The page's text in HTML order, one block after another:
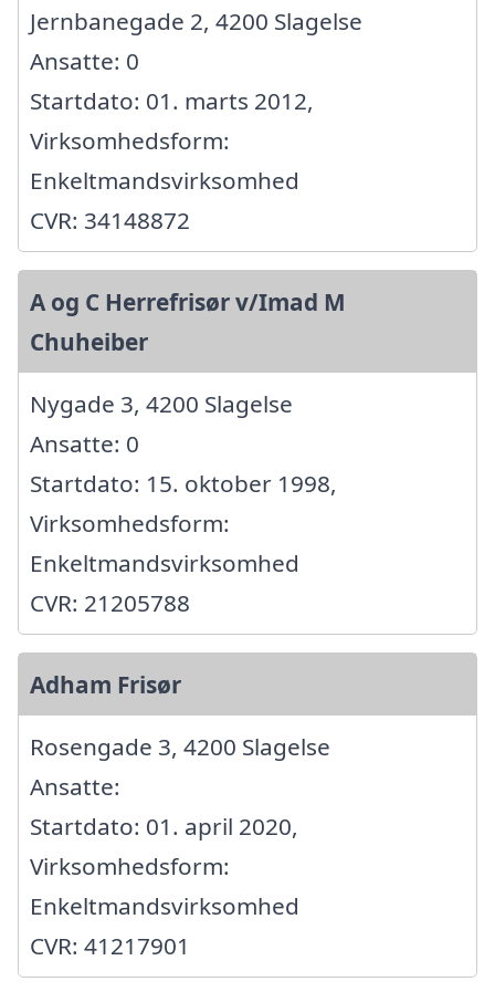
Jernbanegade 2, 4200 Slagelse
Ansatte: 0
Startdato: 01. marts 2012,
Virksomhedsform:
Enkeltmandsvirksomhed
CVR: 34148872
A og C Herrefrisør v/Imad M
Chuheiber
Nygade 3, 4200 Slagelse
Ansatte: 0
Startdato: 15. oktober 1998,
Virksomhedsform:
Enkeltmandsvirksomhed
CVR: 21205788
Adham Frisør
Rosengade 3, 4200 Slagelse
Ansatte:
Startdato: 01. april 2020,
Virksomhedsform:
Enkeltmandsvirksomhed
CVR: 41217901